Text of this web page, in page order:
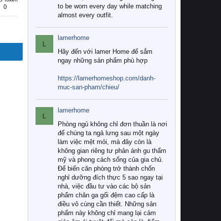
0
to be worn every day while matching
almost every outfit.
L
lamerhome
Hãy đến với lamer Home để sắm
ngay những sản phẩm phù hợp
https://lamerhomeshop.com/danh-
muc-san-pham/chieu/
L
lamerhome
Phòng ngủ không chỉ đơn thuần là nơi
để chúng ta ngả lưng sau một ngày
làm việc mệt mỏi, mà đây còn là
không gian riêng tư phản ánh gu thẩm
mỹ và phong cách sống của gia chủ.
Để biến căn phòng trở thành chốn
nghỉ dưỡng đích thực 5 sao ngay tại
nhà, việc đầu tư vào các bộ sản
phẩm chăn ga gối đệm cao cấp là
điều vô cùng cần thiết. Những sản
phẩm này không chỉ mang lại cảm